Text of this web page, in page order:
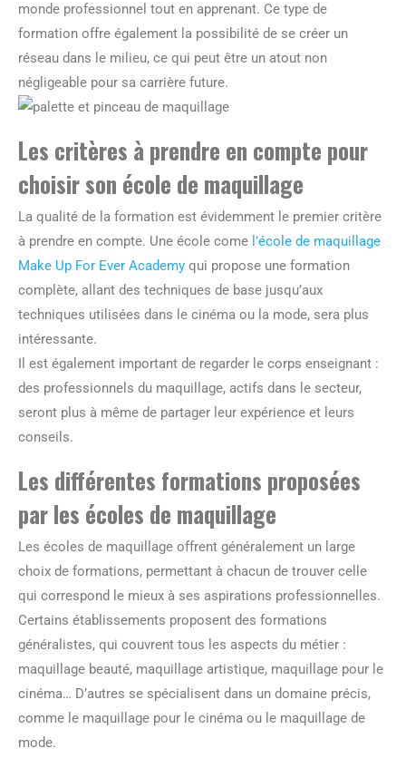
monde professionnel tout en apprenant. Ce type de
formation offre également la possibilité de se créer un
réseau dans le milieu, ce qui peut être un atout non
négligeable pour sa carrière future.
Les critères à prendre en compte pour
choisir son école de maquillage
La qualité de la formation est évidemment le premier critère
à prendre en compte. Une école come l’école de maquillage
Make Up For Ever Academy qui propose une formation
complète, allant des techniques de base jusqu’aux
techniques utilisées dans le cinéma ou la mode, sera plus
intéressante.
Il est également important de regarder le corps enseignant :
des professionnels du maquillage, actifs dans le secteur,
seront plus à même de partager leur expérience et leurs
conseils.
Les différentes formations proposées
par les écoles de maquillage
Les écoles de maquillage offrent généralement un large
choix de formations, permettant à chacun de trouver celle
qui correspond le mieux à ses aspirations professionnelles.
Certains établissements proposent des formations
généralistes, qui couvrent tous les aspects du métier :
maquillage beauté, maquillage artistique, maquillage pour le
cinéma… D’autres se spécialisent dans un domaine précis,
comme le maquillage pour le cinéma ou le maquillage de
mode.